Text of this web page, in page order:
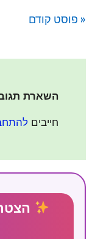
« פוסט קודם
השארת
חייבים